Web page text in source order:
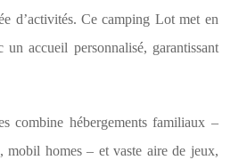
d’activités. Ce camping Lot met en
accueil personnalisé, garantissant
combine hébergements familiaux –
mobil homes – et vaste aire de jeux,